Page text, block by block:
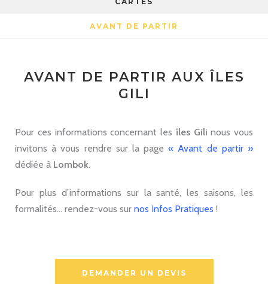
AVANT DE PARTIR
AVANT DE PARTIR AUX ÎLES
GILI
Pour ces informations concernant les îles Gili nous vous
invitons à vous rendre sur la page« Avant de partir »
dédiée à Lombok.
Pour plus d’informations sur la santé, les saisons, les
formalités… rendez-vous sur nos Infos Pratiques !
DEMANDER UN DEVIS